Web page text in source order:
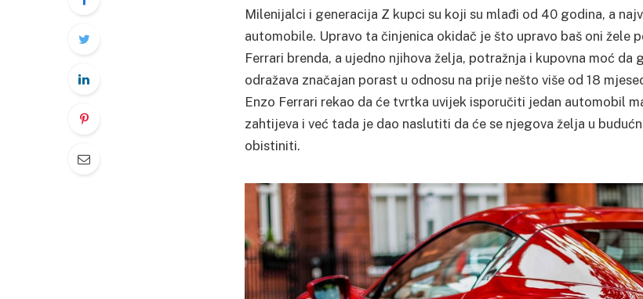
Milenijalci i generacija Z kupci su koji su mlađi od 40 godina, a
automobile. Upravo ta činjenica okidač je što upravo baš oni žele
Ferrari brenda, a ujedno njihova želja, potražnja i kupovna moć da
odražava značajan porast u odnosu na prije nešto više od 18
Enzo Ferrari rekao da će tvrtka uvijek isporučiti jedan automobil
zahtijeva i već tada je dao naslutiti da će se njegova želja u
obistiniti.